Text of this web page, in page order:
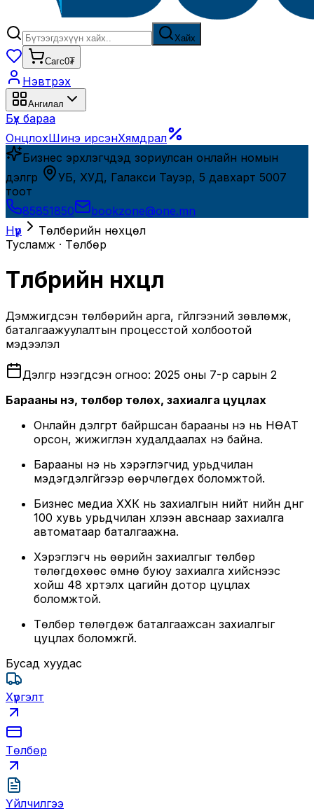
Хайх
Сагс0₮
Нэвтрэх
Ангилал
Бүх бараа
ОнцлохШинэ ирсэнХямдрал
Бизнес эрхлэгчдэд зориулсан онлайн номын
дэлгүүр
УБ, ХУД, Галакси Тауэр, 5 давхарт 5007
тоот
85851850
bookzone@one.mn
Нүүр
Төлбөрийн нөхцөл
Тусламж · Төлбөр
Төлбөрийн нөхцөл
Дэмжигдсэн төлбөрийн арга, гүйлгээний зөвлөмж,
баталгаажуулалтын процесстой холбоотой
мэдээлэл
Дэлгүүр нээгдсэн огноо: 2025 оны 7-р сарын 2
Барааны үнэ, төлбөр төлөх, захиалга цуцлах
Онлайн дэлгүүрт байршсан барааны үнэ нь НӨАТ
орсон, жижиглэн худалдаалах үнэ байна.
Барааны үнэ нь хэрэглэгчид урьдчилан
мэдэгдэлгүйгээр өөрчлөгдөх боломжтой.
Бизнес медиа ХХК нь захиалгын нийт үнийн дүнг
100 хувь урьдчилан хүлээн авснаар захиалга
автоматаар баталгаажна.
Хэрэглэгч нь өөрийн захиалгыг төлбөр
төлөгдөхөөс өмнө буюу захиалга хийснээс
хойш 48 хүртэлх цагийн дотор цуцлах
боломжтой.
Төлбөр төлөгдөж баталгаажсан захиалгыг
цуцлах боломжгүй.
Бусад хуудас
Хүргэлт
Төлбөр
Үйлчилгээ